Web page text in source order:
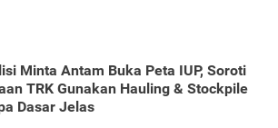
Minta Antam Buka Peta IUP, Soroti
TRK Gunakan Hauling & Stockpile
Dasar Jelas